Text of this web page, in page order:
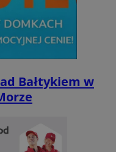
Bałtykiem w